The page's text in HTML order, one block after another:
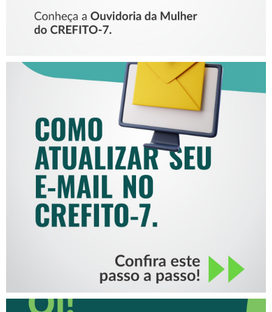
COMO ATUALIZAR SEU E-
MAIL NO CREFITO-7